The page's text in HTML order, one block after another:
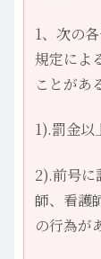
1、次の
規定によ
ことがあ
1).罰金以
2).前号に
師、看護
の行為が